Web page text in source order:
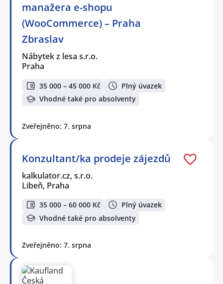
manažera e-shopu
(WooCommerce) – Praha
Zbraslav
Nábytek z lesa s.r.o.
Praha
35 000 – 45 000 Kč
Plný úvazek
Vhodné také pro absolventy
Zveřejněno: 7. srpna
Konzultant/ka prodeje zájezdů
kalkulator.cz, s.r.o.
Libeň, Praha
35 000 – 60 000 Kč
Plný úvazek
Vhodné také pro absolventy
Zveřejněno: 7. srpna